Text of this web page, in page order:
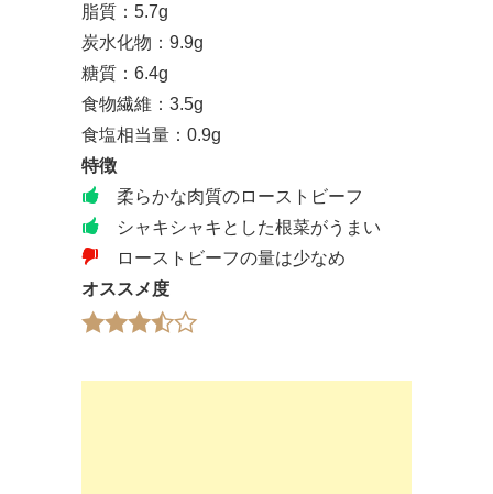
脂質：5.7g
炭水化物：9.9g
糖質：6.4g
食物繊維：3.5g
食塩相当量：0.9g
特徴
柔らかな肉質のローストビーフ
シャキシャキとした根菜がうまい
ローストビーフの量は少なめ
オススメ度